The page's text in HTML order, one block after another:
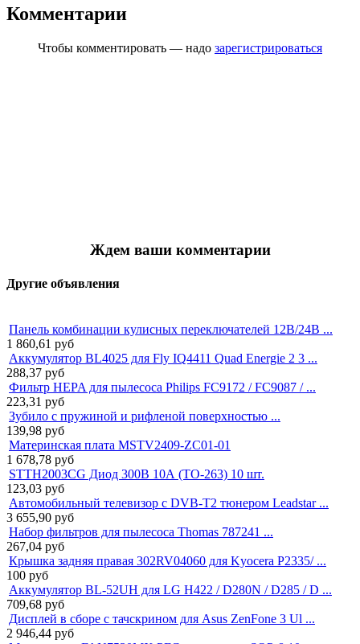
Комментарии
Чтобы комментировать — надо зарегистрироваться
Ждем ваши комментарии
Другие объявления
Панель комбинации кулисных переключателей 12В/24В ...
1 860,61 руб
Аккумулятор BL4025 для Fly IQ4411 Quad Energie 2 3 ...
288,37 руб
Фильтр HEPA для пылесоса Philips FC9172 / FC9087 / ...
223,31 руб
Зубило с пружиной и рифленой поверхностью ...
139,98 руб
Материнская плата MSTV2409-ZC01-01
1 678,78 руб
STTH2003CG Диод 300В 10А (TO-263) 10 шт.
123,03 руб
Автомобильный телевизор с DVB-T2 тюнером Leadstar ...
3 655,90 руб
Набор фильтров для пылесоса Thomas 787241 ...
267,04 руб
Крышка задняя правая 302RV04060 для Kyocera P2335/ ...
100 руб
Аккумулятор BL-52UH для LG H422 / D280N / D285 / D ...
709,68 руб
Дисплей в сборе с тачскрином для Asus ZenFone 3 Ul ...
2 946,44 руб